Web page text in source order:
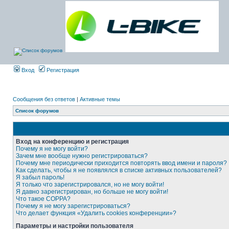
Вход Регистрация
Сообщения без ответов | Активные темы
Список форумов
Вход на конференцию и регистрация
Почему я не могу войти?
Зачем мне вообще нужно регистрироваться?
Почему мне периодически приходится повторять ввод имени и пароля?
Как сделать, чтобы я не появлялся в списке активных пользователей?
Я забыл пароль!
Я только что зарегистрировался, но не могу войти!
Я давно зарегистрирован, но больше не могу войти!
Что такое COPPA?
Почему я не могу зарегистрироваться?
Что делает функция «Удалить cookies конференции»?
Параметры и настройки пользователя